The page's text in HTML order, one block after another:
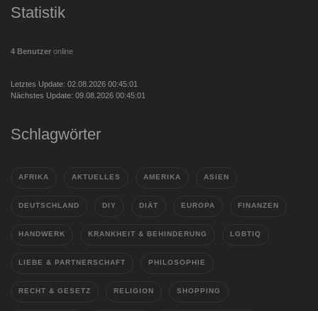
Statistik
4 Benutzer online
Letztes Update: 02.08.2026 00:45:01
Nächstes Update: 09.08.2026 00:45:01
Schlagwörter
AFRIKA AKTUELLES AMERIKA ASIEN
DEUTSCHLAND DIY DIÄT EUROPA FINANZEN
HANDWERK KRANKHEIT & BEHINDERUNG LGBTIQ
LIEBE & PARTNERSCHAFT PHILOSOPHIE
RECHT & GESETZ RELIGION SHOPPING